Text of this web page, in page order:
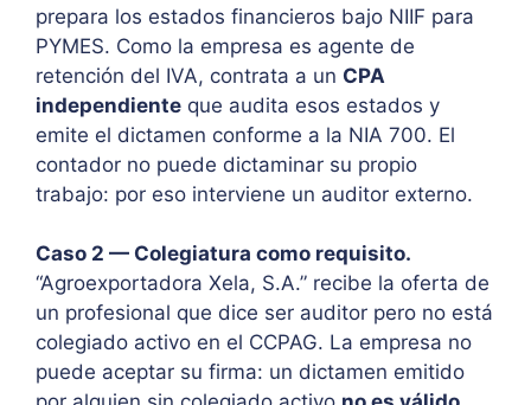
prepara los estados financieros bajo NIIF para
PYMES. Como la empresa es agente de
retención del IVA, contrata a un CPA
independiente que audita esos estados y
emite el dictamen conforme a la NIA 700. El
contador no puede dictaminar su propio
trabajo: por eso interviene un auditor externo.
Caso 2 — Colegiatura como requisito.
“Agroexportadora Xela, S.A.” recibe la oferta de
un profesional que dice ser auditor pero no está
colegiado activo en el CCPAG. La empresa no
puede aceptar su firma: un dictamen emitido